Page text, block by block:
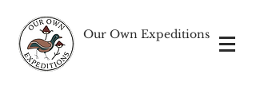
Our Own Expeditions